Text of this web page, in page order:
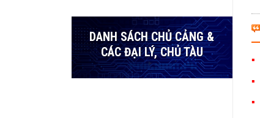
DANH SÁCH CHỦ CẢNG &
CÁC ĐẠI LÝ, CHỦ TÀU